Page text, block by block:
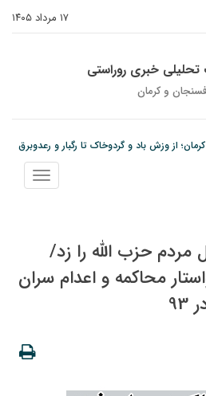
۱۷ مرداد ۱۴۰۵
خبری روراستی
و كرمان
از وزش باد و گردوخاک تا رگبار و رعدوبرق
نمایش
منو
حزب الله را زد/
سال 88 خواستار محاکمه و اعدام سران